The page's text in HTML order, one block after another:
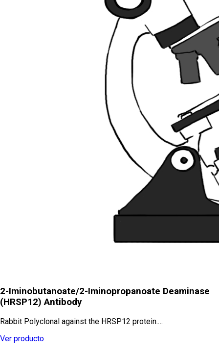
2-Iminobutanoate/2-Iminopropanoate Deaminase
(HRSP12) Antibody
Rabbit Polyclonal against the HRSP12 protein.…
Ver producto